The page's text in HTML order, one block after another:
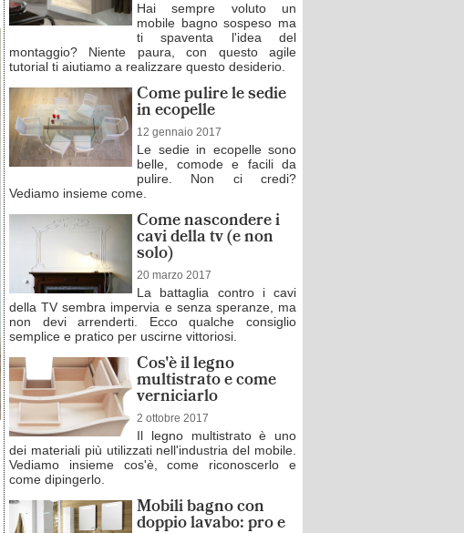
Hai sempre voluto un
mobile bagno sospeso ma
ti spaventa l'idea del
montaggio? Niente paura, con questo agile
tutorial ti aiutiamo a realizzare questo desiderio.
Come pulire le sedie
in ecopelle
12 gennaio 2017
Le sedie in ecopelle sono
belle, comode e facili da
pulire. Non ci credi?
Vediamo insieme come.
Come nascondere i
cavi della tv (e non
solo)
20 marzo 2017
La battaglia contro i cavi
della TV sembra impervia e senza speranze, ma
non devi arrenderti. Ecco qualche consiglio
semplice e pratico per uscirne vittoriosi.
Cos'è il legno
multistrato e come
verniciarlo
2 ottobre 2017
Il legno multistrato è uno
dei materiali più utilizzati nell'industria del mobile.
Vediamo insieme cos'è, come riconoscerlo e
come dipingerlo.
Mobili bagno con
doppio lavabo: pro e